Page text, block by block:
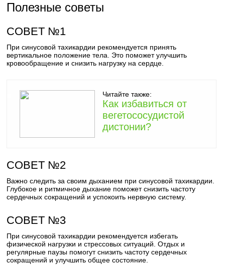
Полезные советы
СОВЕТ №1
При синусовой тахикардии рекомендуется принять
вертикальное положение тела. Это поможет улучшить
кровообращение и снизить нагрузку на сердце.
Читайте также:
Как избавиться от
вегетососудистой
дистонии?
СОВЕТ №2
Важно следить за своим дыханием при синусовой тахикардии.
Глубокое и ритмичное дыхание поможет снизить частоту
сердечных сокращений и успокоить нервную систему.
СОВЕТ №3
При синусовой тахикардии рекомендуется избегать
физической нагрузки и стрессовых ситуаций. Отдых и
регулярные паузы помогут снизить частоту сердечных
сокращений и улучшить общее состояние.